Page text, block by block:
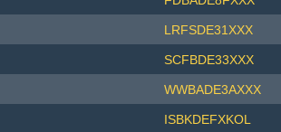
LRFSDE31XXX
SCFBDE33XXX
WWBADE3AXXX
ISBKDEFXKOL